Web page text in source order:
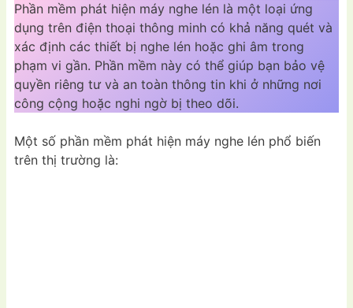
Phần mềm phát hiện máy nghe lén là một loại ứng
dụng trên điện thoại thông minh có khả năng quét và
xác định các thiết bị nghe lén hoặc ghi âm trong
phạm vi gần. Phần mềm này có thể giúp bạn bảo vệ
quyền riêng tư và an toàn thông tin khi ở những nơi
công cộng hoặc nghi ngờ bị theo dõi.
Một số phần mềm phát hiện máy nghe lén phổ biến
trên thị trường là: